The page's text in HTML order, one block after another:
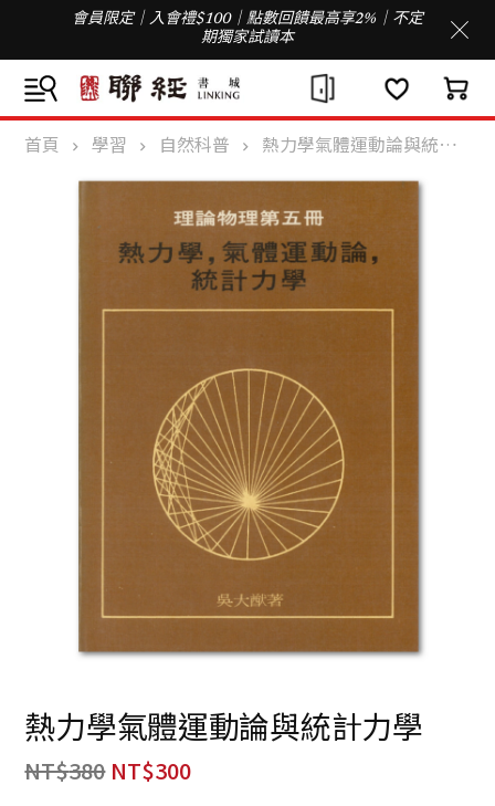
會員限定｜入會禮$100｜點數回饋最高享2%｜不定
期獨家試讀本
首頁 學習 自然科普 熱力學氣體運動論與統計力學
熱力學氣體運動論與統計力學
NT$380 NT$300